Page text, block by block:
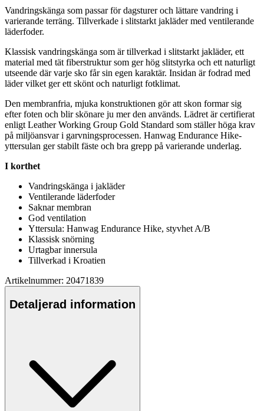
Vandringskänga som passar för dagsturer och lättare vandring i
varierande terräng. Tillverkade i slitstarkt jakläder med ventilerande
läderfoder.
Klassisk vandringskänga som är tillverkad i slitstarkt jakläder, ett
material med tät fiberstruktur som ger hög slitstyrka och ett naturligt
utseende där varje sko får sin egen karaktär. Insidan är fodrad med
läder vilket ger ett skönt och naturligt fotklimat.
Den membranfria, mjuka konstruktionen gör att skon formar sig
efter foten och blir skönare ju mer den används. Lädret är certifierat
enligt Leather Working Group Gold Standard som ställer höga krav
på miljöansvar i garvningsprocessen. Hanwag Endurance Hike-
yttersulan ger stabilt fäste och bra grepp på varierande underlag.
I korthet
Vandringskänga i jakläder
Ventilerande läderfoder
Saknar membran
God ventilation
Yttersula: Hanwag Endurance Hike, styvhet A/B
Klassisk snörning
Urtagbar innersula
Tillverkad i Kroatien
Artikelnummer: 20471839
Detaljerad information